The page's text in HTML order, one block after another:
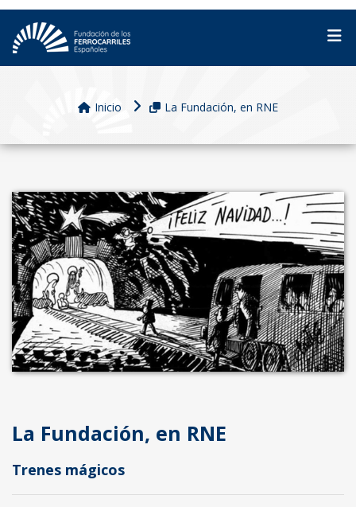
Inicio La Fundación, en RNE
La Fundación, en RNE
Trenes mágicos